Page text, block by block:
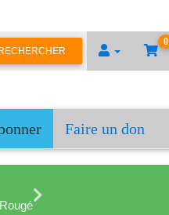
0
Faire un don